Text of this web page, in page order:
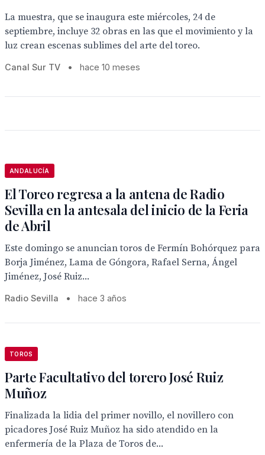
La muestra, que se inaugura este miércoles, 24 de
septiembre, incluye 32 obras en las que el movimiento y la
luz crean escenas sublimes del arte del toreo.
Canal Sur TV • hace 10 meses
ANDALUCÍA
El Toreo regresa a la antena de Radio
Sevilla en la antesala del inicio de la Feria
de Abril
Este domingo se anuncian toros de Fermín Bohórquez para
Borja Jiménez, Lama de Góngora, Rafael Serna, Ángel
Jiménez, José Ruiz...
Radio Sevilla • hace 3 años
TOROS
Parte Facultativo del torero José Ruiz
Muñoz
Finalizada la lidia del primer novillo, el novillero con
picadores José Ruiz Muñoz ha sido atendido en la
enfermería de la Plaza de Toros de...